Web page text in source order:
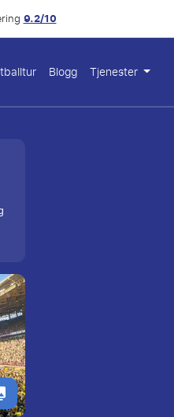
9.2/10
Blogg Tjenester